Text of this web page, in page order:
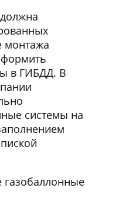
должна
монтажа
в ГИБДД. В
системы на